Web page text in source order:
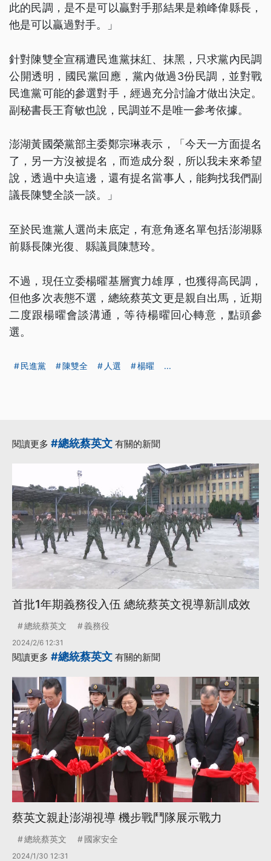
此的民調，是不是可以贏對手那結果是賴峰偉縣長，
他是可以贏過對手。」
針對陳雙全宣稱遭民進黨抹紅、抹黑，只求黨內民調
公開透明，國民黨回應，黨內做過3份民調，並對戰
民進黨可能的參選對手，經過充分討論才做出決定。
副秘書長王育敏也說，民調並不是唯一參考依據。
澎湖黃國榮黨部主委鄭宗琳表示，「今天一方面提名
了，另一方沒被提名，而造成分裂，所以我未來希望
說，透過中央這邊，還有提名當事人，能夠找我們副
議長陳雙全談一談。」
至於民進黨人選尚未底定，有意角逐名單包括澎湖縣
前縣長陳光復、縣議員陳慧玲。
不過，現任立委楊曜基層實力雄厚，也獲得高民調，
但他多次表態不選，總統蔡英文更是親自出馬，近期
二度跟楊曜會談溝通，等待楊曜回心轉意，點頭參
選。
民進黨 陳雙全 人選 楊曜 ...
閱讀更多 #總統蔡英文 有關的新聞
首批1年期義務役入伍 總統蔡英文視導新訓成效
總統蔡英文 義務役
2024/2/6 12:31
閱讀更多 #總統蔡英文 有關的新聞
蔡英文親赴澎湖視導 機步戰鬥隊展示戰力
總統蔡英文 國家安全
2024/1/30 12:31